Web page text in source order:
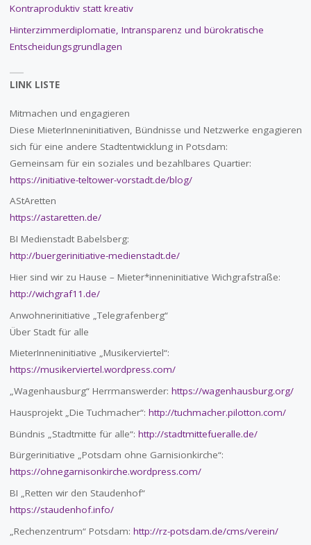
Kontraproduktiv statt kreativ
Hinterzimmerdiplomatie, Intransparenz und bürokratische
Entscheidungsgrundlagen
LINK LISTE
Mitmachen und engagieren
Diese MieterInneninitiativen, Bündnisse und Netzwerke engagieren
sich für eine andere Stadtentwicklung in Potsdam:
Gemeinsam für ein soziales und bezahlbares Quartier:
https://initiative-teltower-vorstadt.de/blog/
AStAretten
https://astaretten.de/
BI Medienstadt Babelsberg:
http://buergerinitiative-medienstadt.de/
Hier sind wir zu Hause – Mieter*inneninitiative Wichgrafstraße:
http://wichgraf11.de/
Anwohnerinitiative „Telegrafenberg“
Über Stadt für alle
MieterInneninitiative „Musikerviertel“:
https://musikerviertel.wordpress.com/
„Wagenhausburg“ Herrmanswerder: https://wagenhausburg.org/
Hausprojekt „Die Tuchmacher“: http://tuchmacher.pilotton.com/
Bündnis „Stadtmitte für alle“: http://stadtmittefueralle.de/
Bürgerinitiative „Potsdam ohne Garnisionkirche“:
https://ohnegarnisonkirche.wordpress.com/
BI „Retten wir den Staudenhof“
https://staudenhof.info/
„Rechenzentrum“ Potsdam: http://rz-potsdam.de/cms/verein/